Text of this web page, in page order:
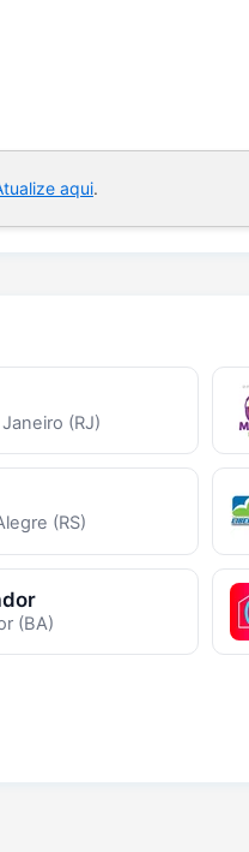
aqui.
(RJ)
(RS)
(BA)